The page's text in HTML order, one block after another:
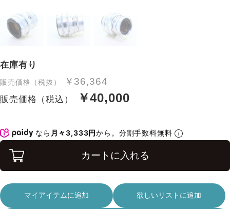
在庫有り
販売価格（税抜） ￥36,364
販売価格（税込） ￥40,000
なら 月々3,333円から。分割手数料無料
カートに入れる
マイアイテムに追加 欲しいリストに追加